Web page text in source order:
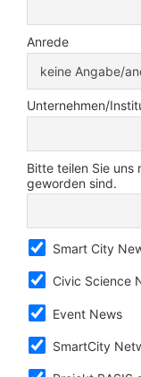
Anrede
Unternehmen/
Bitte teilen Sie uns
geworden sind.
Smart City
Civic Science
Event News
SmartCity